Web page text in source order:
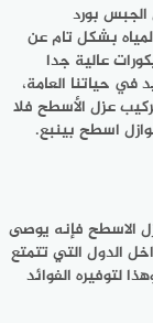
بورد
بشكل تام عن
عالية جدا
حياتنا العامة،
عزل الأسطح فلا
اسطح بينبع.
الاسطح فإنه يوصى
الدول التي تتمتع
لتوفيره الفوائد